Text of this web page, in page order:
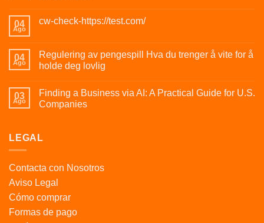
04
Ago
cw-check-https://test.com/
04
Ago
Regulering av pengespill Hva du trenger å vite for å
holde deg lovlig
03
Ago
Finding a Business via AI: A Practical Guide for U.S.
Companies
LEGAL
Contacta con Nosotros
Aviso Legal
Cómo comprar
Formas de pago